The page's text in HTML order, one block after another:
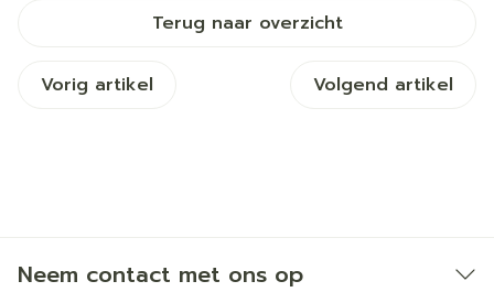
Terug naar overzicht
Vorig artikel Volgend artikel
Neem contact met ons op